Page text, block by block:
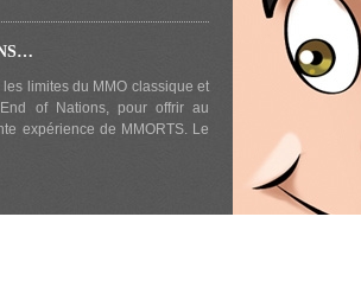
limites du MMO classique et
of Nations, pour offrir au
expérience de MMORTS. Le